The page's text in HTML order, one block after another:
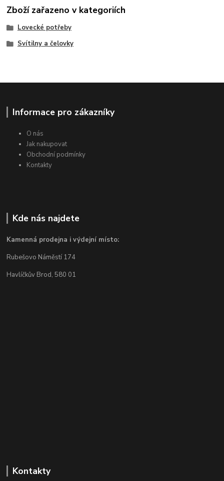
Zboží zařazeno v kategoriích
Lovecké potřeby
Svítilny a čelovky
Informace pro zákazníky
O nás
Jak nakupovat
Obchodní podmínky
Kontakty
Kde nás najdete
Kamenná prodejna i výdejní místo:
Rubešovo Náměstí 174
Havlíčkův Brod, 580 01
Kontakty